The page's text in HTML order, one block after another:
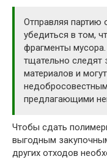
Отправляя партию
убедиться в том,
фрагменты
тщательно следят
материалов и
предлагающими
Чтобы сдать
выгодным
других отходов